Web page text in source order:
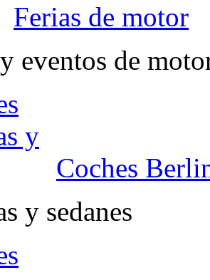
Ferias de motor
eventos de
Coches
y sedanes